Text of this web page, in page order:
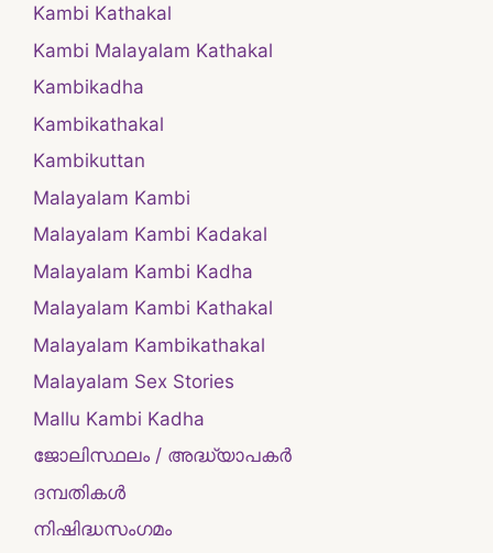
Kambi Kathakal
Kambi Malayalam Kathakal
Kambikadha
Kambikathakal
Kambikuttan
Malayalam Kambi
Malayalam Kambi Kadakal
Malayalam Kambi Kadha
Malayalam Kambi Kathakal
Malayalam Kambikathakal
Malayalam Sex Stories
Mallu Kambi Kadha
ജോലിസ്ഥലം / അദ്ധ്യാപകർ
ദമ്പതികള്‍
നിഷിദ്ധസംഗമം